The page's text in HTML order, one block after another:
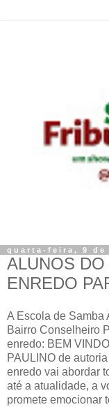
quarta-feira, 9 de
ALUNOS
ENREDO
A Escola de Samba
Bairro Conselheiro
enredo: BEM
PAULINO de
enredo vai abordar
até a atualidade, a
promete emocionar